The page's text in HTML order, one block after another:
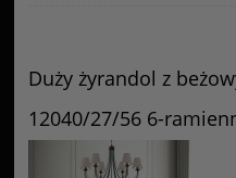
Duży żyrandol z
12040/27/56 6-